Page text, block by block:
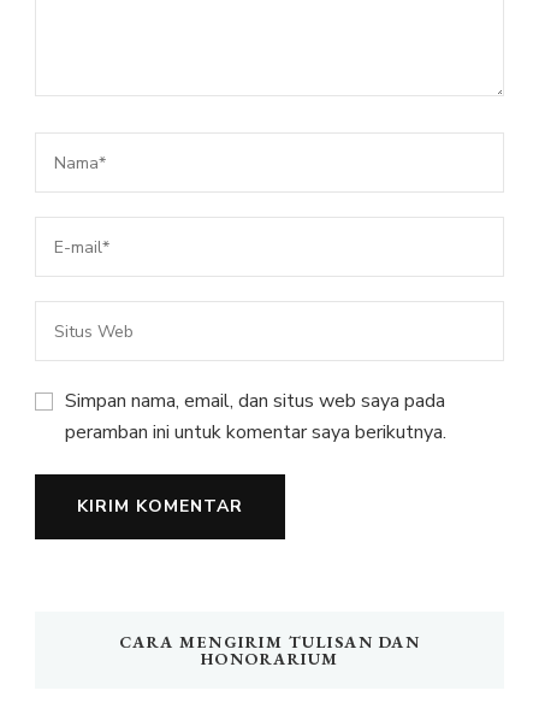
Simpan nama, email, dan situs web saya pada
peramban ini untuk komentar saya berikutnya.
CARA MENGIRIM TULISAN DAN
HONORARIUM